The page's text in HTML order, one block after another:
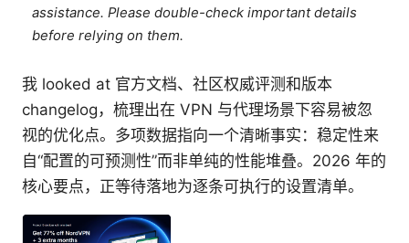
assistance. Please double-check important details
before relying on them.
我 looked at 官方文档、社区权威评测和版本
changelog，梳理出在 VPN 与代理场景下容易被忽
视的优化点。多项数据指向一个清晰事实：稳定性来
自“配置的可预测性”而非单纯的性能堆叠。2026 年的
核心要点，正等待落地为逐条可执行的设置清单。